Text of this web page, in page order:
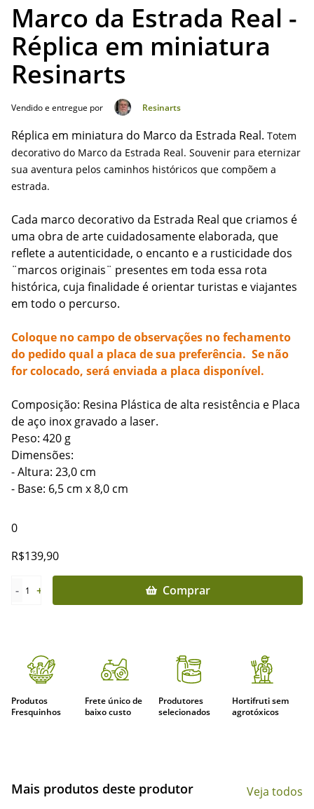
Marco da Estrada Real -
Réplica em miniatura
Resinarts
Vendido e entregue por Resinarts
Réplica em miniatura do Marco da Estrada Real. Totem
decorativo do Marco da Estrada Real. Souvenir para eternizar
sua aventura pelos caminhos históricos que compõem a
estrada.
Cada marco decorativo da Estrada Real que criamos é
uma obra de arte cuidadosamente elaborada, que
reflete a autenticidade, o encanto e a rusticidade dos
¨marcos originais¨ presentes em toda essa rota
histórica, cuja finalidade é orientar turistas e viajantes
em todo o percurso.
Coloque no campo de observações no fechamento
do pedido qual a placa de sua preferência. Se não
for colocado, será enviada a placa disponível.
Composição: Resina Plástica de alta resistência e Placa
de aço inox gravado a laser.
Peso: 420 g
Dimensões:
- Altura: 23,0 cm
- Base: 6,5 cm x 8,0 cm
0
R$139,90
- 1 + Comprar
Produtos
Fresquinhos
Frete único de
baixo custo
Produtores
selecionados
Hortifruti sem
agrotóxicos
Mais produtos deste produtor Veja todos